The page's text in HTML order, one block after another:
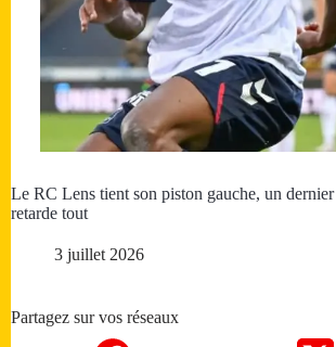
Le RC Lens tient son piston gauche, un
retarde tout
3 juillet 2026
Partagez sur vos réseaux